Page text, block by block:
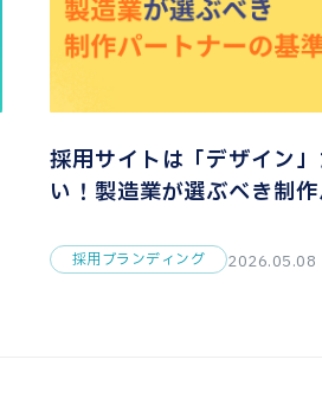
採用サイトは「デザイン
い！製造業が選ぶべき制
採用ブランディング 2026.05.08